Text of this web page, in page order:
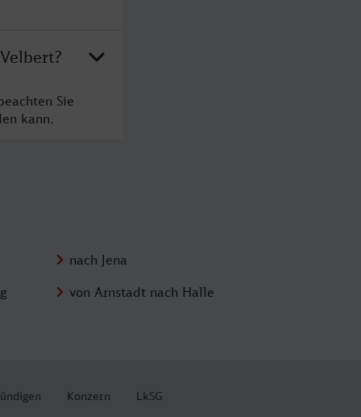
Sie
kann.
nach Jena
von Arnstadt nach Halle
Konzern LkSG